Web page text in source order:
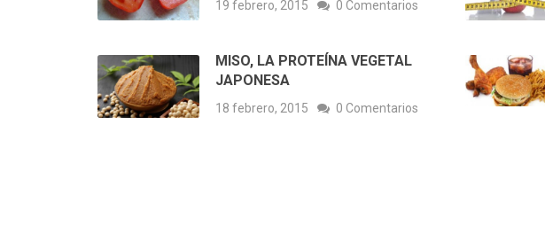
19 febrero, 2015 0 Comentarios
MISO, LA PROTEÍNA VEGETAL
JAPONESA
18 febrero, 2015 0 Comentarios